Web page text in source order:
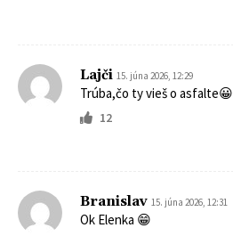
Lajči 15. júna 2026, 12:29
Trúba,čo ty vieš o asfalte😀
12
Branislav 15. júna 2026, 12:31
Ok Elenka 😁